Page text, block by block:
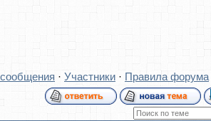
· Участники · Правила форума